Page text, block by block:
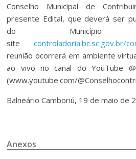
Conselho Municipal de
presente Edital, que deverá ser
do
site controladoria.bc.sc.gov.br/
reunião ocorrerá em ambiente
ao vivo no canal do YouTube
(www.youtube.com/
Balneário Camboriú, 19 de maio de
Anexos